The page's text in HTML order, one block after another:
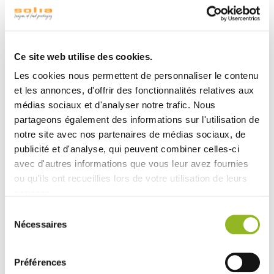
Ce site web utilise des cookies.
Les cookies nous permettent de personnaliser le contenu
et les annonces, d'offrir des fonctionnalités relatives aux
médias sociaux et d'analyser notre trafic. Nous
partageons également des informations sur l'utilisation de
notre site avec nos partenaires de médias sociaux, de
publicité et d'analyse, qui peuvent combiner celles-ci
avec d'autres informations que vous leur avez fournies
ou qu'ils ont recueillies lors de votre utilisation de leurs
Nécessaires
Préférences
Ambassadeur (formati RPET e PET), che permettono di
proteggere il contenuto durante il trasporto o la
conservazione in attesa del servizio.
condizionamento adeguato agli approvvigionamenti
regolari di traiteur, ristoranti e organizzatori di eventi. La
gamma Ambassadeur comprende inoltre i formati
265x162 mm (1/4 gastro), 275x190 mm e 380x275 mm,
per coprire l'insieme delle esigenze di volume e di
presentazione.
Vedi accessori